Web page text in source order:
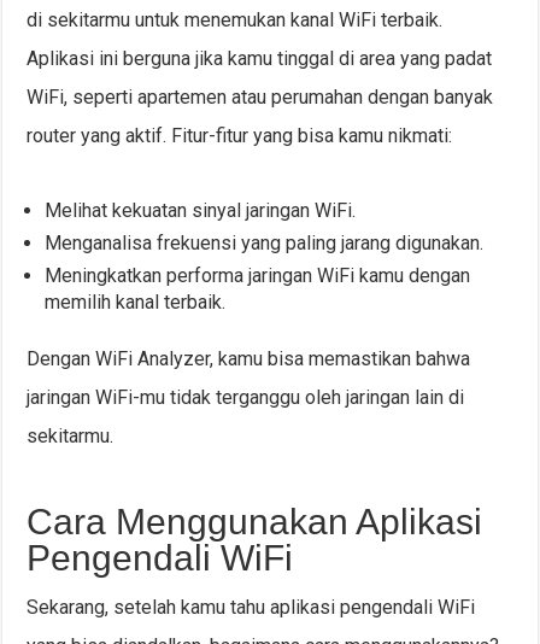
di sekitarmu untuk menemukan kanal WiFi terbaik.
Aplikasi ini berguna jika kamu tinggal di area yang padat
WiFi, seperti apartemen atau perumahan dengan banyak
router yang aktif. Fitur-fitur yang bisa kamu nikmati:
Melihat kekuatan sinyal jaringan WiFi.
Menganalisa frekuensi yang paling jarang digunakan.
Meningkatkan performa jaringan WiFi kamu dengan
memilih kanal terbaik.
Dengan WiFi Analyzer, kamu bisa memastikan bahwa
jaringan WiFi-mu tidak terganggu oleh jaringan lain di
sekitarmu.
Cara Menggunakan Aplikasi
Pengendali WiFi
Sekarang, setelah kamu tahu aplikasi pengendali WiFi